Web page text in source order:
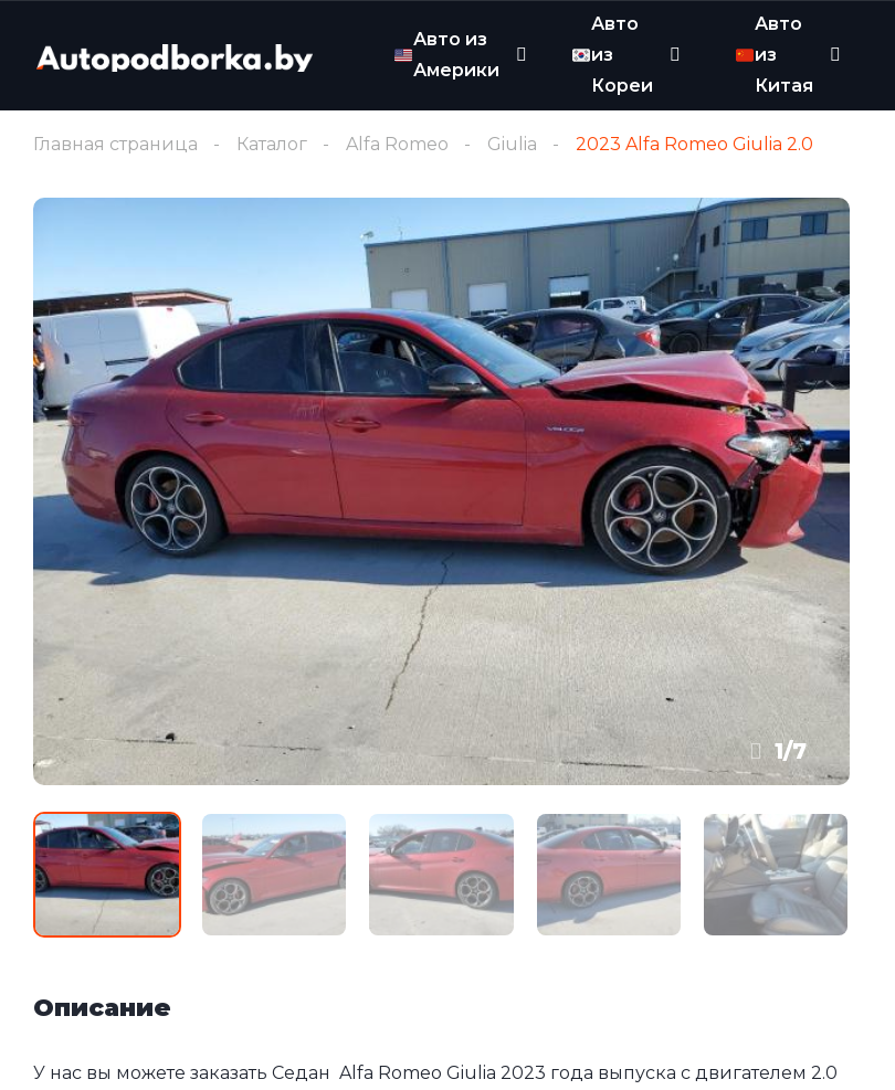
Авто из
Америки
Авто
из
Кореи
Авто
из
Китая
Главная страница Каталог Alfa Romeo Giulia 2023 Alfa Romeo Giulia 2.0
1/7
Описание
У нас вы можете заказать Седан Alfa Romeo Giulia 2023 года выпуска с двигателем 2.0